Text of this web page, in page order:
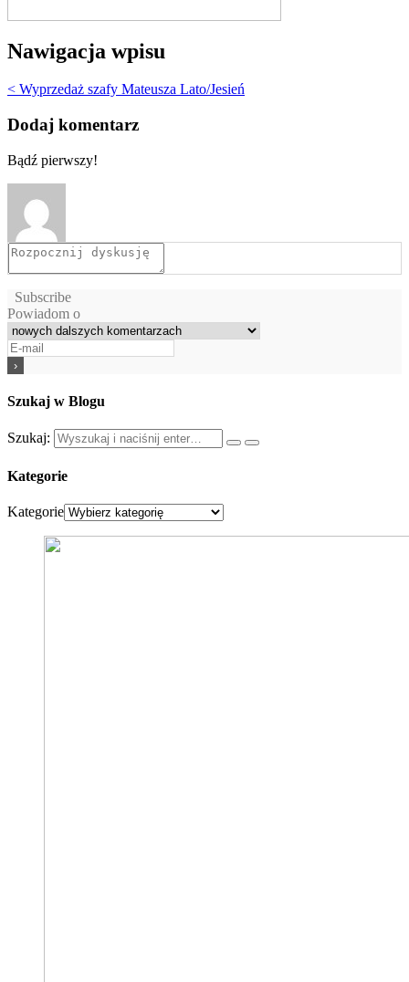
Nawigacja wpisu
< Wyprzedaż szafy Mateusza Lato/Jesień
Dodaj komentarz
Bądź pierwszy!
Subscribe
Powiadom o
Szukaj w Blogu
Szukaj:
Kategorie
Kategorie